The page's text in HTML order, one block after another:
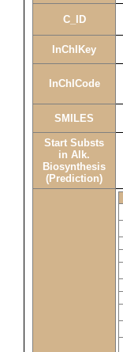
C_ID
InChIKey
InChICode
SMILES
Start Substs
in Alk.
Biosynthesis
(Prediction)